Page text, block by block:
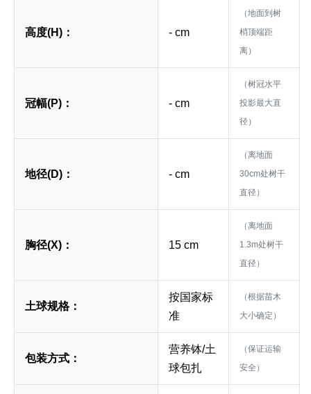
高度(H)： - cm
（地面到树
梢顶端距
离）
冠幅(P)： - cm
（树冠水平
投影最大直
径）
地径(D)： - cm
（离地面
30cm处树干
直径）
胸径(X)： 15 cm
（离地面
1.3m处树干
直径）
土球规格：
按国家标
准
（根据苗木
大小确定）
包装方式：
营养钵/土
球包扎
（保证运输
安全）